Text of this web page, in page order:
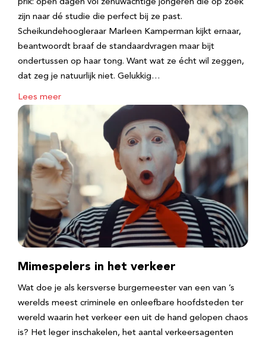
prik: open dagen vol zenuwachtige jongeren die op zoek
zijn naar dé studie die perfect bij ze past.
Scheikundehoogleraar Marleen Kamperman kijkt ernaar,
beantwoordt braaf de standaardvragen maar bijt
ondertussen op haar tong. Want wat ze écht wil zeggen,
dat zeg je natuurlijk niet. Gelukkig…
Lees meer
Mimespelers in het verkeer
Wat doe je als kersverse burgemeester van een van ’s
werelds meest criminele en onleefbare hoofdsteden ter
wereld waarin het verkeer een uit de hand gelopen chaos
is? Het leger inschakelen, het aantal verkeersagenten